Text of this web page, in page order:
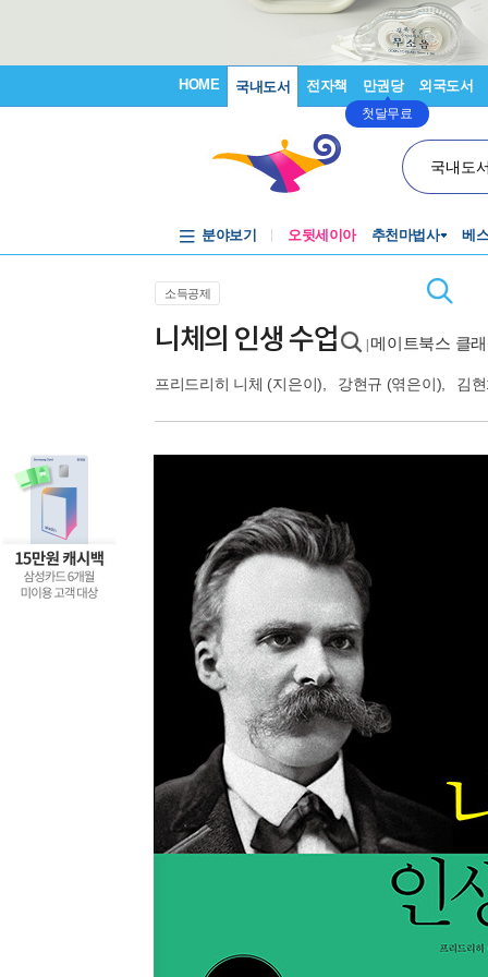
HOME 국내도서 전자책 만권당
첫달무료
외국도서
국내도
분야보기 오뒷세이아 추천마법사 베
소득공제
니체의 인생 수업 메이트북스 클
프리드리히 니체 (지은이), 강현규 (엮은이), 김